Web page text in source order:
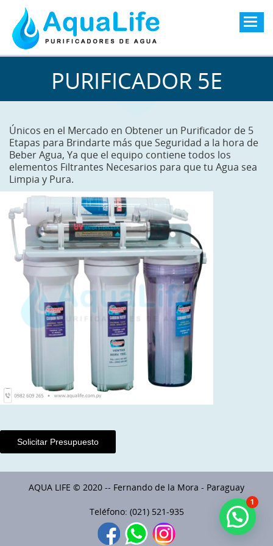
PURIFICADOR 5E
Únicos en el Mercado en Obtener un Purificador de 5
Etapas para Brindarte más que Seguridad a la hora de
Beber Agua, Ya que el equipo contiene todos los
elementos Filtrantes Necesarios para que tu Agua sea
Limpia y Pura.
Solicitar Presupuesto
AQUA LIFE © 2020 -- Fernando de la Mora - Paraguay
Teléfono: (021) 521-935
1